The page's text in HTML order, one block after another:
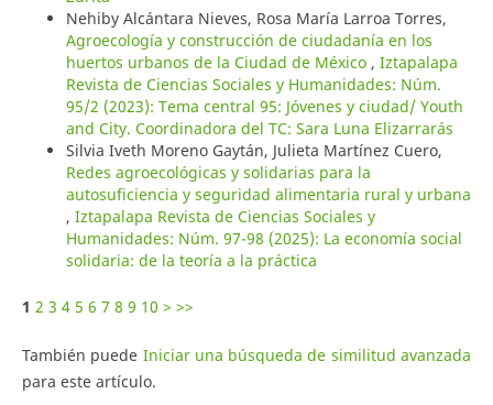
Nehiby Alcántara Nieves, Rosa María Larroa Torres,
Agroecología y construcción de ciudadanía en los
huertos urbanos de la Ciudad de México , Iztapalapa
Revista de Ciencias Sociales y Humanidades: Núm.
95/2 (2023): Tema central 95: Jóvenes y ciudad/ Youth
and City. Coordinadora del TC: Sara Luna Elizarrarás
Silvia Iveth Moreno Gaytán, Julieta Martínez Cuero,
Redes agroecológicas y solidarias para la
autosuficiencia y seguridad alimentaria rural y urbana
, Iztapalapa Revista de Ciencias Sociales y
Humanidades: Núm. 97-98 (2025): La economía social
solidaria: de la teoría a la práctica
1 2 3 4 5 6 7 8 9 10 > >>
También puede Iniciar una búsqueda de similitud avanzada
para este artículo.